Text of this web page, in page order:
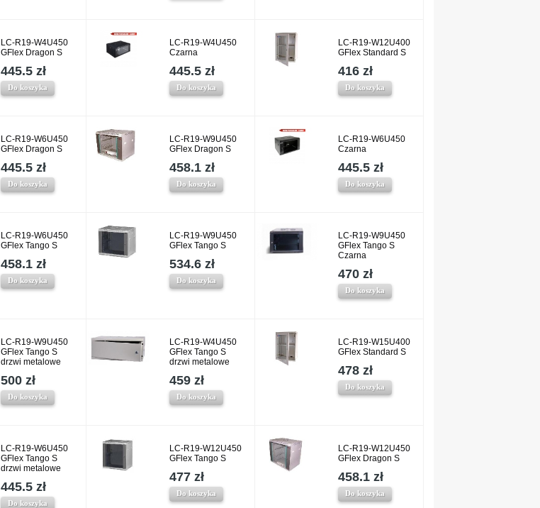
LC-R19-W4U450
GFlex Dragon S
445.5 zł
Do koszyka
LC-R19-W4U450
Czarna
445.5 zł
Do koszyka
LC-R19-W12U400
GFlex Standard S
416 zł
Do koszyka
LC-R19-W6U450
GFlex Dragon S
445.5 zł
Do koszyka
LC-R19-W9U450
GFlex Dragon S
458.1 zł
Do koszyka
LC-R19-W6U450
Czarna
445.5 zł
Do koszyka
LC-R19-W6U450
GFlex Tango S
458.1 zł
Do koszyka
LC-R19-W9U450
GFlex Tango S
534.6 zł
Do koszyka
LC-R19-W9U450
GFlex Tango S
Czarna
470 zł
Do koszyka
LC-R19-W9U450
GFlex Tango S
drzwi metalowe
500 zł
Do koszyka
LC-R19-W4U450
GFlex Tango S
drzwi metalowe
459 zł
Do koszyka
LC-R19-W15U400
GFlex Standard S
478 zł
Do koszyka
LC-R19-W6U450
GFlex Tango S
drzwi metalowe
445.5 zł
Do koszyka
LC-R19-W12U450
GFlex Tango S
477 zł
Do koszyka
LC-R19-W12U450
GFlex Dragon S
458.1 zł
Do koszyka